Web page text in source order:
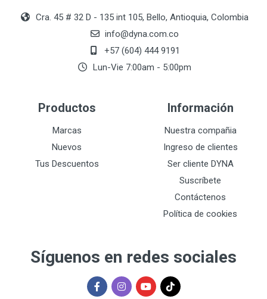
Cra. 45 # 32 D - 135 int 105, Bello, Antioquia, Colombia
info@dyna.com.co
+57 (604) 444 9191
Lun-Vie 7:00am - 5:00pm
Productos
Marcas
Nuevos
Tus Descuentos
Información
Nuestra compañia
Ingreso de clientes
Ser cliente DYNA
Suscríbete
Contáctenos
Política de cookies
Síguenos en redes sociales